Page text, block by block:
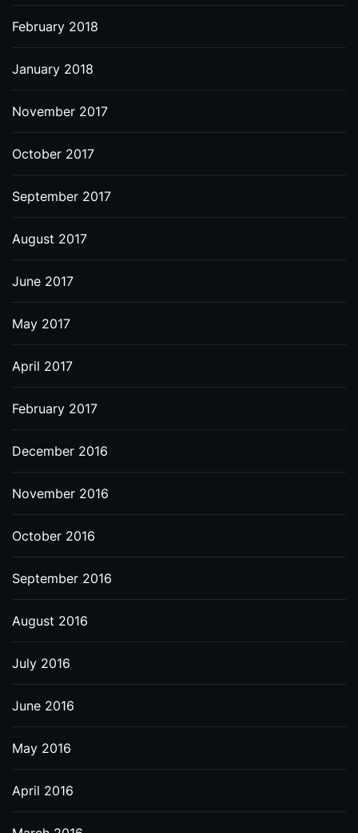
February 2018
January 2018
November 2017
October 2017
September 2017
August 2017
June 2017
May 2017
April 2017
February 2017
December 2016
November 2016
October 2016
September 2016
August 2016
July 2016
June 2016
May 2016
April 2016